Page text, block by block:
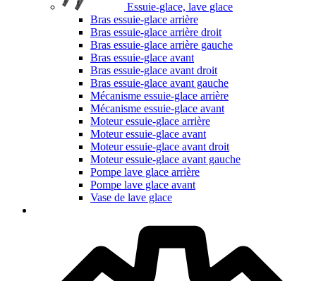
Essuie-glace, lave glace
Bras essuie-glace arrière
Bras essuie-glace arrière droit
Bras essuie-glace arrière gauche
Bras essuie-glace avant
Bras essuie-glace avant droit
Bras essuie-glace avant gauche
Mécanisme essuie-glace arrière
Mécanisme essuie-glace avant
Moteur essuie-glace arrière
Moteur essuie-glace avant
Moteur essuie-glace avant droit
Moteur essuie-glace avant gauche
Pompe lave glace arrière
Pompe lave glace avant
Vase de lave glace